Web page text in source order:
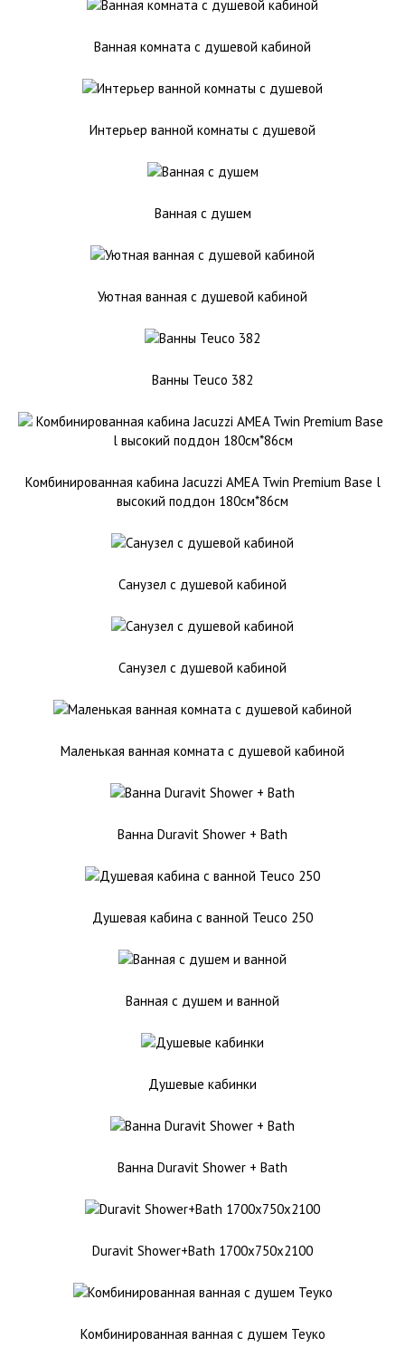
Ванная комната с душевой кабиной
Интерьер ванной комнаты с душевой
Ванная с душем
Уютная ванная с душевой кабиной
Ванны Teuco 382
Комбинированная кабина Jacuzzi AMEA Twin Premium Base l
высокий поддон 180см*86см
Санузел с душевой кабиной
Санузел с душевой кабиной
Маленькая ванная комната с душевой кабиной
Ванна Duravit Shower + Bath
Душевая кабина с ванной Teuco 250
Ванная с душем и ванной
Душевые кабинки
Ванна Duravit Shower + Bath
Duravit Shower+Bath 1700х750х2100
Комбинированная ванная с душем Теуко